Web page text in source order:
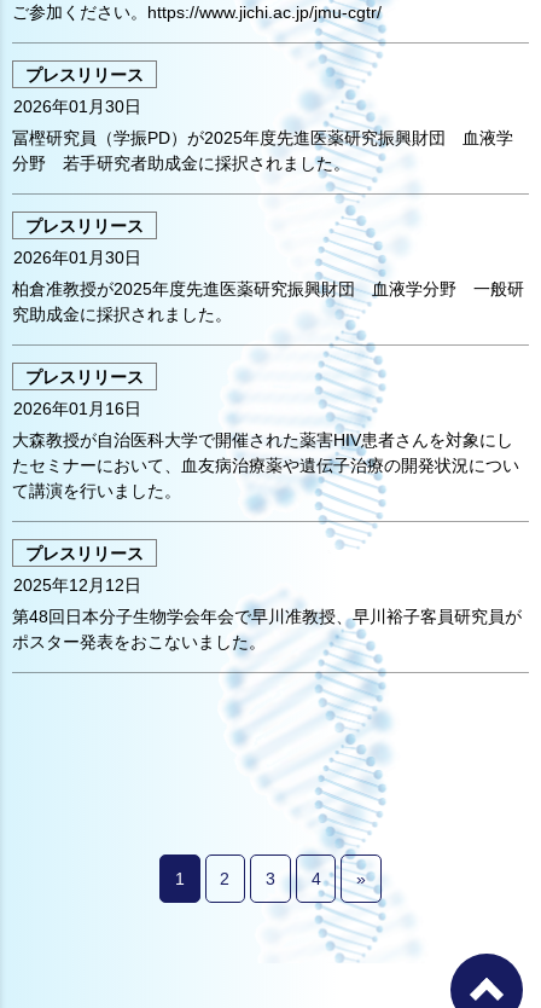
ご参加ください。https://www.jichi.ac.jp/jmu-cgtr/
プレスリリース
2026年01月30日
冨樫研究員（学振PD）が2025年度先進医薬研究振興財団 血液学
分野 若手研究者助成金に採択されました。
プレスリリース
2026年01月30日
柏倉准教授が2025年度先進医薬研究振興財団 血液学分野 一般研
究助成金に採択されました。
プレスリリース
2026年01月16日
大森教授が自治医科大学で開催された薬害HIV患者さんを対象にし
たセミナーにおいて、血友病治療薬や遺伝子治療の開発状況につい
て講演を行いました。
プレスリリース
2025年12月12日
第48回日本分子生物学会年会で早川准教授、早川裕子客員研究員が
ポスター発表をおこないました。
1 2 3 4 »